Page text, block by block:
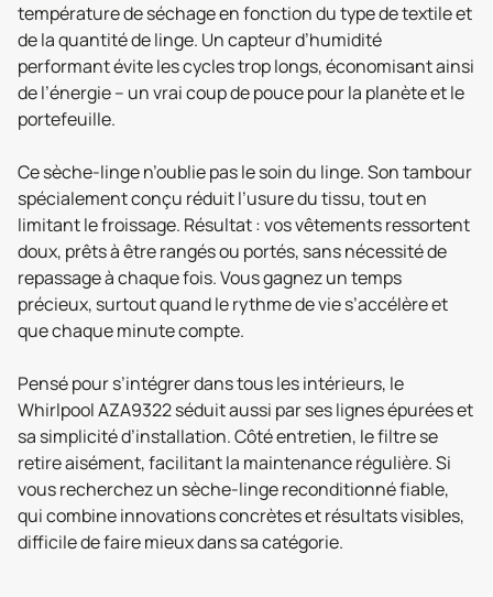
température de séchage en fonction du type de textile et
de la quantité de linge. Un capteur d’humidité
performant évite les cycles trop longs, économisant ainsi
de l’énergie – un vrai coup de pouce pour la planète et le
portefeuille.
Ce sèche-linge n’oublie pas le soin du linge. Son tambour
spécialement conçu réduit l’usure du tissu, tout en
limitant le froissage. Résultat : vos vêtements ressortent
doux, prêts à être rangés ou portés, sans nécessité de
repassage à chaque fois. Vous gagnez un temps
précieux, surtout quand le rythme de vie s’accélère et
que chaque minute compte.
Pensé pour s’intégrer dans tous les intérieurs, le
Whirlpool AZA9322 séduit aussi par ses lignes épurées et
sa simplicité d’installation. Côté entretien, le filtre se
retire aisément, facilitant la maintenance régulière. Si
vous recherchez un sèche-linge reconditionné fiable,
qui combine innovations concrètes et résultats visibles,
difficile de faire mieux dans sa catégorie.